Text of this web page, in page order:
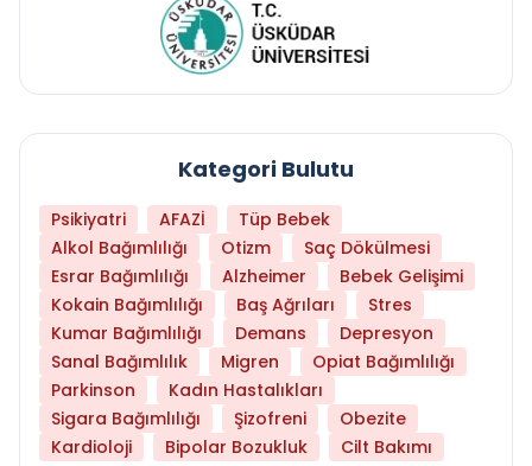
Kategori Bulutu
Psikiyatri AFAZİ
Tüp Bebek
Alkol Bağımlılığı
Otizm
Saç Dökülmesi
Esrar Bağımlılığı
Alzheimer
Bebek Gelişimi
Kokain Bağımlılığı
Baş Ağrıları
Stres
Kumar Bağımlılığı
Demans
Depresyon
Sanal Bağımlılık
Migren
Opiat Bağımlılığı
Parkinson
Kadın Hastalıkları
Sigara Bağımlılığı
Şizofreni
Obezite
Kardioloji
Bipolar Bozukluk Cilt Bakımı